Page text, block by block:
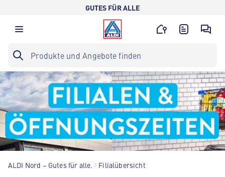
GUTES FÜR ALLE
ALDI Nord – Gutes für alle. Filialübersicht